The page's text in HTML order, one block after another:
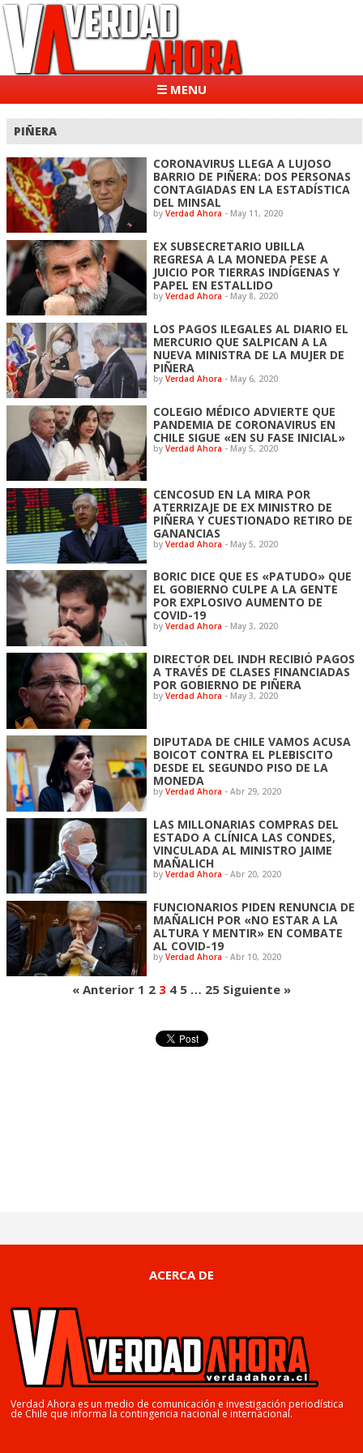
☰ MENU
PIÑERA
CORONAVIRUS LLEGA A LUJOSO
BARRIO DE PIÑERA: DOS PERSONAS
CONTAGIADAS EN LA ESTADÍSTICA
DEL MINSAL
byVerdad Ahora - May 11, 2020
EX SUBSECRETARIO UBILLA
REGRESA A LA MONEDA PESE A
JUICIO POR TIERRAS INDÍGENAS Y
PAPEL EN ESTALLIDO
byVerdad Ahora - May 8, 2020
LOS PAGOS ILEGALES AL DIARIO EL
MERCURIO QUE SALPICAN A LA
NUEVA MINISTRA DE LA MUJER DE
PIÑERA
byVerdad Ahora - May 6, 2020
COLEGIO MÉDICO ADVIERTE QUE
PANDEMIA DE CORONAVIRUS EN
CHILE SIGUE «EN SU FASE INICIAL»
byVerdad Ahora - May 5, 2020
CENCOSUD EN LA MIRA POR
ATERRIZAJE DE EX MINISTRO DE
PIÑERA Y CUESTIONADO RETIRO DE
GANANCIAS
byVerdad Ahora - May 5, 2020
BORIC DICE QUE ES «PATUDO» QUE
EL GOBIERNO CULPE A LA GENTE
POR EXPLOSIVO AUMENTO DE
COVID-19
byVerdad Ahora - May 3, 2020
DIRECTOR DEL INDH RECIBIÓ PAGOS
A TRAVÉS DE CLASES FINANCIADAS
POR GOBIERNO DE PIÑERA
byVerdad Ahora - May 3, 2020
DIPUTADA DE CHILE VAMOS ACUSA
BOICOT CONTRA EL PLEBISCITO
DESDE EL SEGUNDO PISO DE LA
MONEDA
byVerdad Ahora - Abr 29, 2020
LAS MILLONARIAS COMPRAS DEL
ESTADO A CLÍNICA LAS CONDES,
VINCULADA AL MINISTRO JAIME
MAÑALICH
byVerdad Ahora - Abr 20, 2020
FUNCIONARIOS PIDEN RENUNCIA DE
MAÑALICH POR «NO ESTAR A LA
ALTURA Y MENTIR» EN COMBATE
AL COVID-19
byVerdad Ahora - Abr 10, 2020
« Anterior 1 2 3 4 5 … 25 Siguiente »
ACERCA DE
Verdad Ahora es un medio de comunicación e investigación periodística
de Chile que informa la contingencia nacional e internacional.